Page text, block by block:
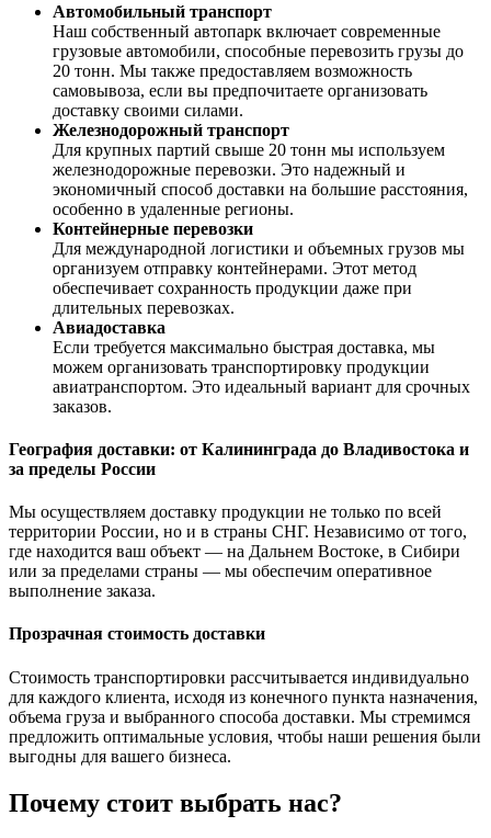
Автомобильный транспорт
Наш собственный автопарк включает современные
грузовые автомобили, способные перевозить грузы до
20 тонн. Мы также предоставляем возможность
самовывоза, если вы предпочитаете организовать
доставку своими силами.
Железнодорожный транспорт
Для крупных партий свыше 20 тонн мы используем
железнодорожные перевозки. Это надежный и
экономичный способ доставки на большие расстояния,
особенно в удаленные регионы.
Контейнерные перевозки
Для международной логистики и объемных грузов мы
организуем отправку контейнерами. Этот метод
обеспечивает сохранность продукции даже при
длительных перевозках.
Авиадоставка
Если требуется максимально быстрая доставка, мы
можем организовать транспортировку продукции
авиатранспортом. Это идеальный вариант для срочных
заказов.
География доставки: от Калининграда до Владивостока и
за пределы России
Мы осуществляем доставку продукции не только по всей
территории России, но и в страны СНГ. Независимо от того,
где находится ваш объект — на Дальнем Востоке, в Сибири
или за пределами страны — мы обеспечим оперативное
выполнение заказа.
Прозрачная стоимость доставки
Стоимость транспортировки рассчитывается индивидуально
для каждого клиента, исходя из конечного пункта назначения,
объема груза и выбранного способа доставки. Мы стремимся
предложить оптимальные условия, чтобы наши решения были
выгодны для вашего бизнеса.
Почему стоит выбрать нас?